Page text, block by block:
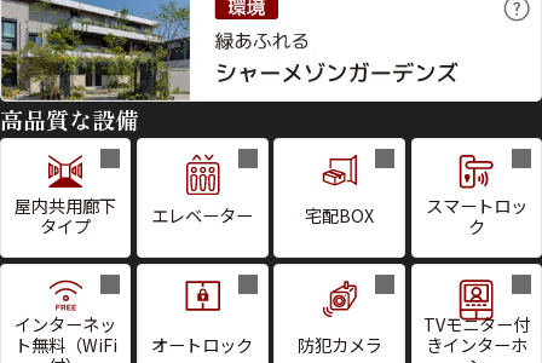
高品質な設備
屋内共用廊下
タイプ
エレベーター 宅配BOX
スマートロッ
ク
インターネッ
ト無料（WiFi
オートロック 防犯カメラ
TVモニター付
きインターホ